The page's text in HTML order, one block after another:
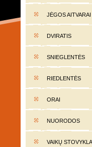
JĖGOS AITVARAI
DVIRATIS
SNIEGLENTĖS
RIEDLENTĖS
ORAI
NUORODOS
VAIKŲ STOVYKLA